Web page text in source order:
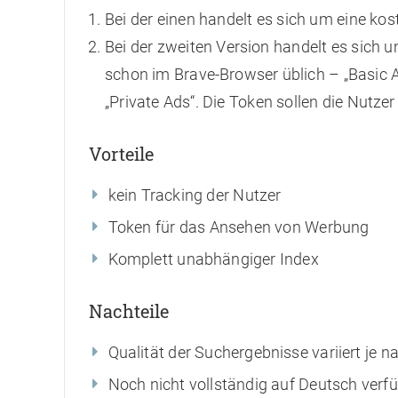
Bei der einen handelt es sich um eine
Bei der zweiten Version handelt es sich
schon im Brave-Browser üblich – „Basic
„Private Ads“. Die Token sollen die
Vorteile
kein Tracking der Nutzer
Token für das Ansehen von Werbung
Komplett unabhängiger Index
Nachteile
Qualität der Suchergebnisse variiert je
Noch nicht vollständig auf Deutsch